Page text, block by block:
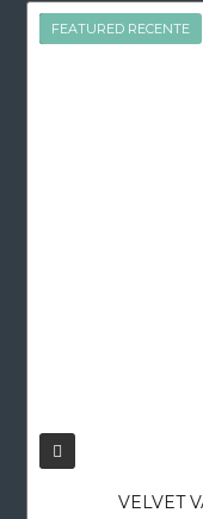
FEATURED
FEATURED RECENTE
VELVET